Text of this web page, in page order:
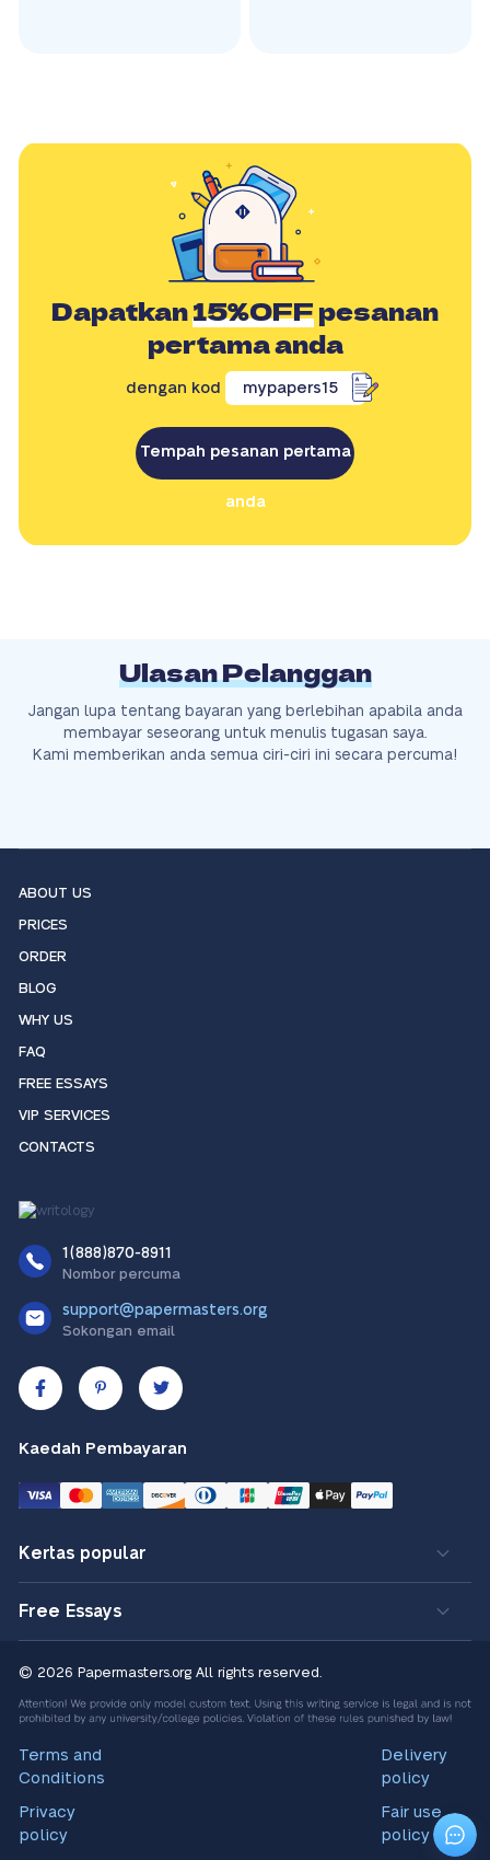
Dapatkan15%OFFpesanan
pertama anda
dengan kod mypapers15
Tempah pesanan pertama
anda
Ulasan Pelanggan
Jangan lupa tentang bayaran yang berlebihan apabila anda
membayar seseorang untuk menulis tugasan saya.
Kami memberikan anda semua ciri-ciri ini secara percuma!
ABOUT US
PRICES
ORDER
BLOG
WHY US
FAQ
FREE ESSAYS
VIP SERVICES
CONTACTS
1(888)870-8911
Nombor percuma
support@papermasters.org
Sokongan email
Kaedah Pembayaran
Kertas popular
Free Essays
© 2026 Papermasters.org All rights reserved.
Terms and
Conditions
Privacy
policy
Delivery
policy
Fair use
policy